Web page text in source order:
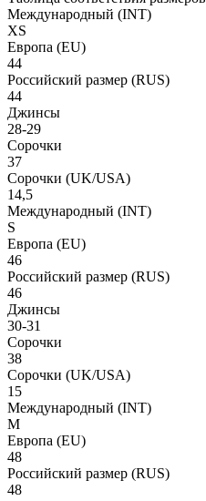
Международный (INT)
XS
Европа (EU)
44
Российский размер (RUS)
44
Джинсы
28-29
Сорочки
37
Сорочки (UK/USA)
14,5
Международный (INT)
S
Европа (EU)
46
Российский размер (RUS)
46
Джинсы
30-31
Сорочки
38
Сорочки (UK/USA)
15
Международный (INT)
M
Европа (EU)
48
Российский размер (RUS)
48